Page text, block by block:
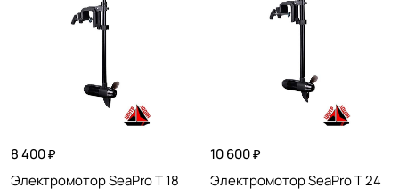
8 400 ₽
Электромотор SeaPro T 18
10 600 ₽
Электромотор SeaPro T 24